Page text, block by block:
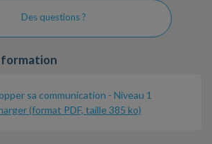
Des questions ?
formation
sa communication - Niveau 1
(format PDF, taille 385 ko)